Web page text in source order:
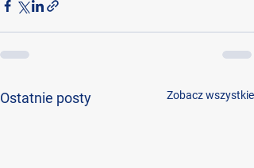
Ostatnie posty Zobacz wszystkie